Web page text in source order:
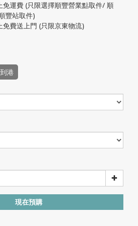
運費 (只限選擇順豐營業點取件/ 順
豐站取件)
費送上門 (只限京東物流)
港
現在預購